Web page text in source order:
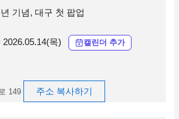
기념, 대구 첫 팝업
2026.05.14(목) 캘린더 추가
149 주소 복사하기